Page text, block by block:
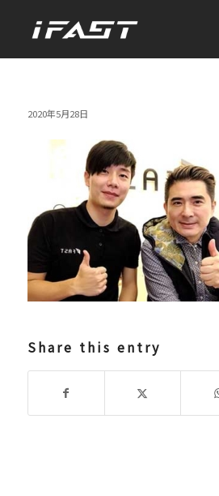
2020年5月28日
Share this entry